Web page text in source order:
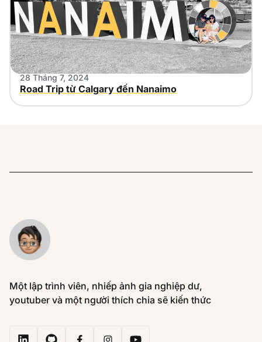
28 Tháng 7, 2024
Road Trip từ Calgary đến Nanaimo
Một lập trình viên, nhiếp ảnh gia nghiệp dư,
youtuber và một người thích chia sẽ kiến thức